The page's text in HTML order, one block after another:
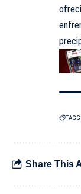
Share This